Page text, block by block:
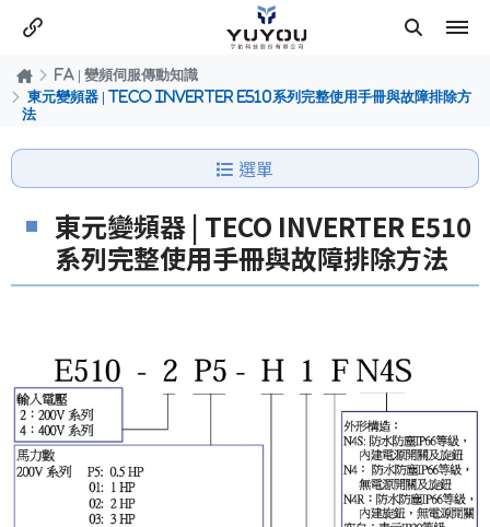
FA | 變頻伺服傳動知識
東元變頻器 | TECO INVERTER E510系列完整使用手冊與故障排除方
法
選單
東元變頻器 | TECO INVERTER E510
系列完整使用手冊與故障排除方法